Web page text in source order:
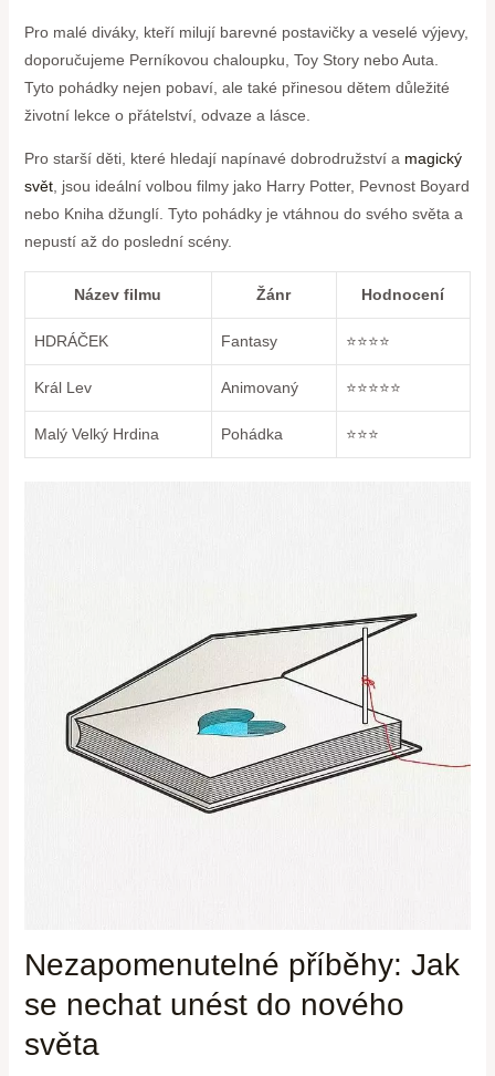
Pro malé diváky, kteří milují barevné postavičky a veselé výjevy,
doporučujeme Perníkovou chaloupku, Toy Story nebo Auta.
Tyto pohádky nejen pobaví, ale také přinesou dětem důležité
životní lekce o přátelství, odvaze a lásce.
Pro starší děti, které hledají napínavé dobrodružství a magický
svět, jsou ideální volbou filmy jako Harry Potter, Pevnost Boyard
nebo Kniha džunglí. Tyto pohádky je vtáhnou do svého světa a
nepustí až do poslední scény.
Název filmu Žánr Hodnocení
HDRÁČEK Fantasy ⭐️⭐️⭐️⭐️
Král Lev Animovaný ⭐️⭐️⭐️⭐️⭐️
Malý Velký Hrdina Pohádka ⭐️⭐️⭐️
Nezapomenutelné příběhy: Jak
se nechat unést do nového
světa